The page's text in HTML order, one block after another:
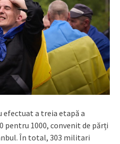
efectuat a treia etapă a
pentru 1000, convenit de părți
În total, 303 militari